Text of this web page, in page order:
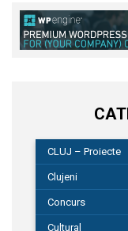
CLUJ – Proiecte
Clujeni
Concurs
Cultural